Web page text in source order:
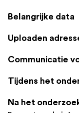
Belangrijke data
Uploaden
Communicatie
Tijdens het
Na het